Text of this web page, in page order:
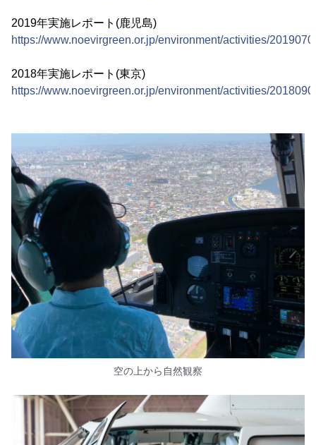
2019年実施レポート(鹿児島)
https://www.noevirgreen.or.jp/environment/activities/
2018年実施レポート(東京)
https://www.noevirgreen.or.jp/environment/activities/
空の上から自然観察